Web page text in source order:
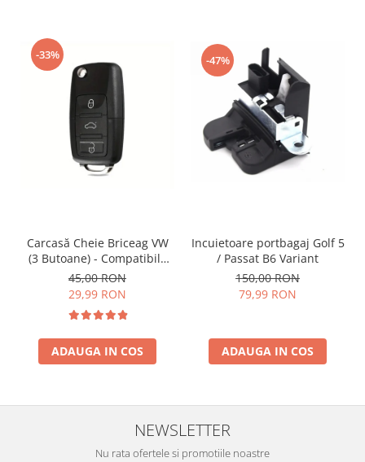
-33%
Carcasă Cheie Briceag VW
(3 Butoane) - Compatibilă
Golf 5, Jetta, Touran etc
45,00 RON
29,99 RON
ADAUGA IN COS
-47%
Incuietoare portbagaj Golf 5
/ Passat B6 Variant
150,00 RON
79,99 RON
ADAUGA IN COS
NEWSLETTER
Nu rata ofertele si promotiile noastre